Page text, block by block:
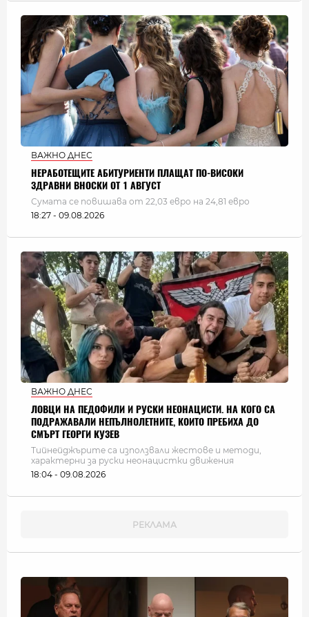
ВАЖНО ДНЕС
НЕРАБОТЕЩИТЕ АБИТУРИЕНТИ ПЛАЩАТ ПО-ВИСОКИ
ЗДРАВНИ ВНОСКИ ОТ 1 АВГУСТ
Сумата се повишава от 22,03 евро на 24,81 евро
18:27 - 09.08.2026
ВАЖНО ДНЕС
ЛОВЦИ НА ПЕДОФИЛИ И РУСКИ НЕОНАЦИСТИ. НА КОГО СА
ПОДРАЖАВАЛИ НЕПЪЛНОЛЕТНИТЕ, КОИТО ПРЕБИХА ДО
СМЪРТ ГЕОРГИ КУЗЕВ
Тийнейджърите са използвали жестове и методи,
характерни за руски неонацистки движения
18:04 - 09.08.2026